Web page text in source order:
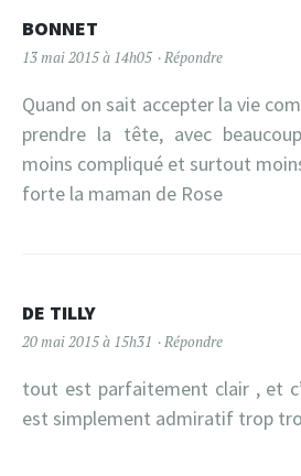
BONNET
13 mai 2015 à 14h05 Répondre
Quand on sait accepter la vie
prendre la tête, avec
moins compliqué et surtout
forte la maman de Rose
DE TILLY
20 mai 2015 à 15h31 Répondre
tout est parfaitement clair , et
est simplement admiratif trop